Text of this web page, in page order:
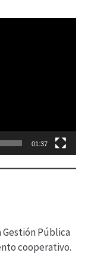
01:37
Gestión Pública
cooperativo.